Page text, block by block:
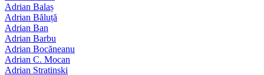
Adrian Balaș
Adrian Băluță
Adrian Ban
Adrian Barbu
Adrian Bocăneanu
Adrian C. Mocan
Adrian Stratinski